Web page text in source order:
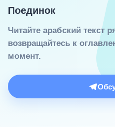
Поединок
Читайте арабский текст
возвращайтесь к
момент.